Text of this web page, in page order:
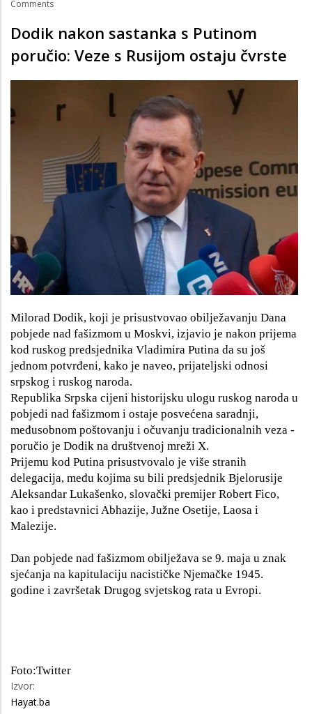
Comments
Dodik nakon sastanka s Putinom
poručio: Veze s Rusijom ostaju čvrste
Milorad Dodik, koji je prisustvovao obilježavanju Dana
pobjede nad fašizmom u Moskvi, izjavio je nakon prijema
kod ruskog predsjednika Vladimira Putina da su još
jednom potvrđeni, kako je naveo, prijateljski odnosi
srpskog i ruskog naroda.
Republika Srpska cijeni historijsku ulogu ruskog naroda u
pobjedi nad fašizmom i ostaje posvećena saradnji,
međusobnom poštovanju i očuvanju tradicionalnih veza -
poručio je Dodik na društvenoj mreži X.
Prijemu kod Putina prisustvovalo je više stranih
delegacija, među kojima su bili predsjednik Bjelorusije
Aleksandar Lukašenko, slovački premijer Robert Fico,
kao i predstavnici Abhazije, Južne Osetije, Laosa i
Malezije.
Dan pobjede nad fašizmom obilježava se 9. maja u znak
sjećanja na kapitulaciju nacističke Njemačke 1945.
godine i završetak Drugog svjetskog rata u Evropi.
Foto:Twitter
Izvor:
Hayat.ba